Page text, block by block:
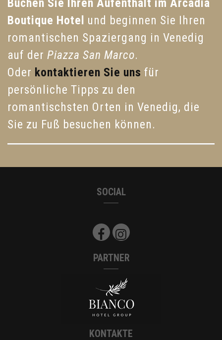
Buchen Sie Ihren Aufenthalt im Arcadia
Boutique Hotel und beginnen Sie Ihren
romantischen Spaziergang in Venedig
auf der Piazza San Marco.
Oder kontaktieren Sie uns für
persönliche Tipps zu den
romantischsten Orten in Venedig, die
Sie zu Fuß besuchen können.
SOCIAL
PARTNER
KONTAKTE